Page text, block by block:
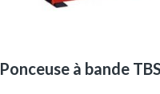
Ponceuse à bande